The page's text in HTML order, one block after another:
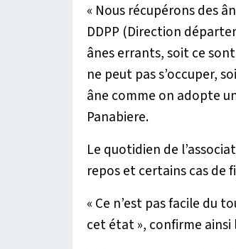
« Nous récupérons des
DDPP (Direction
ânes errants, soit ce
ne peut pas s’occuper,
âne comme on adopte
Panabiere.
Le quotidien de
repos et certains cas de
« Ce n’est pas facile du
cet état», confirme